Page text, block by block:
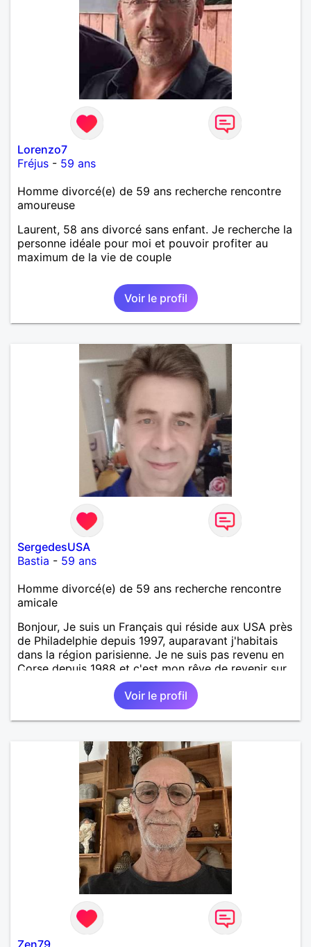
Lorenzo7
Fréjus - 59 ans
Homme divorcé(e) de 59 ans recherche rencontre
amoureuse
Laurent, 58 ans divorcé sans enfant. Je recherche la
personne idéale pour moi et pouvoir profiter au
maximum de la vie de couple
Voir le profil
SergedesUSA
Bastia - 59 ans
Homme divorcé(e) de 59 ans recherche rencontre
amicale
Bonjour, Je suis un Français qui réside aux USA près
de Philadelphie depuis 1997, auparavant j'habitais
dans la région parisienne. Je ne suis pas revenu en
Corse depuis 1988 et c'est mon rêve de revenir sur
l'île de beauté et même peut-être d'y rester. J'ai
quelques origines corses du côté de ma mère mais
plus de famille à part ma mère et j'avais fait
quelques projets avec elle pour trouver "un pied-à-
démence et a été obligée d'être admise dans une
maison de retraite. J'aimerais trouver des contacts
en Corse (hommes, femmes) de tout âge pour
amitiés et rencontres. Je serais aussi intéressé
éventuellement par une connexion romantique avec
une femme corse plus jeune que moi si l'occasion se
présente. A bientot de lire votre courrier. Serge
Voir le profil
Zen79